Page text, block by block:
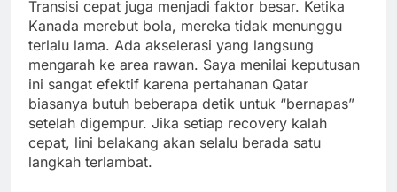
Transisi cepat juga menjadi faktor besar. Ketika
Kanada merebut bola, mereka tidak menunggu
terlalu lama. Ada akselerasi yang langsung
mengarah ke area rawan. Saya menilai keputusan
ini sangat efektif karena pertahanan Qatar
biasanya butuh beberapa detik untuk “bernapas”
setelah digempur. Jika setiap recovery kalah
cepat, lini belakang akan selalu berada satu
langkah terlambat.